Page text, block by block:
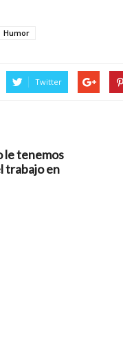
Humor
Twitter
le tenemos
trabajo en